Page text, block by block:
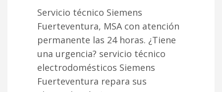
Servicio técnico Siemens
Fuerteventura, MSA con atención
permanente las 24 horas. ¿Tiene
una urgencia? servicio técnico
electrodomésticos Siemens
Fuerteventura repara sus